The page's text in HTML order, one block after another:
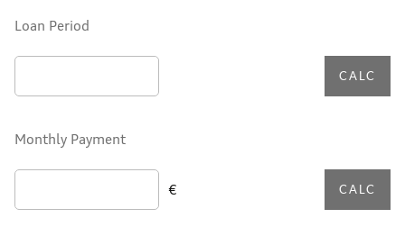
Loan Period
CALC
Monthly Payment
€ CALC